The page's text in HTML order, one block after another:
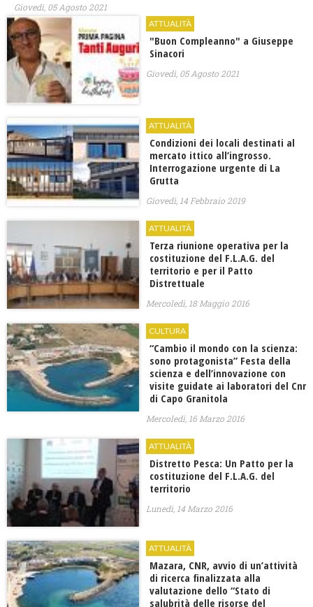
Giovedì, 05 Agosto 2021
ATTUALITÀ
"Buon Compleanno" a Giuseppe
Sinacori
Giovedì, 05 Agosto 2021
ATTUALITÀ
Condizioni dei locali destinati al
mercato ittico all’ingrosso.
Interrogazione urgente di La
Grutta
Giovedì, 14 Febbraio 2019
ATTUALITÀ
Terza riunione operativa per la
costituzione del F.L.A.G. del
territorio e per il Patto
Distrettuale
Mercoledì, 18 Maggio 2016
CULTURA
“Cambio il mondo con la scienza:
sono protagonista” Festa della
scienza e dell’innovazione con
visite guidate ai laboratori del Cnr
di Capo Granitola
Mercoledì, 16 Marzo 2016
ATTUALITÀ
Distretto Pesca: Un Patto per la
costituzione del F.L.A.G. del
territorio
Lunedì, 14 Marzo 2016
ATTUALITÀ
Mazara, CNR, avvio di un’attività
di ricerca finalizzata alla
valutazione dello “Stato di
salubrità delle risorse del